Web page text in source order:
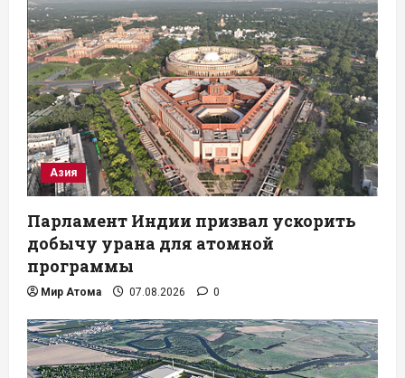
Азия
Парламент Индии призвал ускорить
добычу урана для атомной
программы
Мир Атома 07.08.2026 0